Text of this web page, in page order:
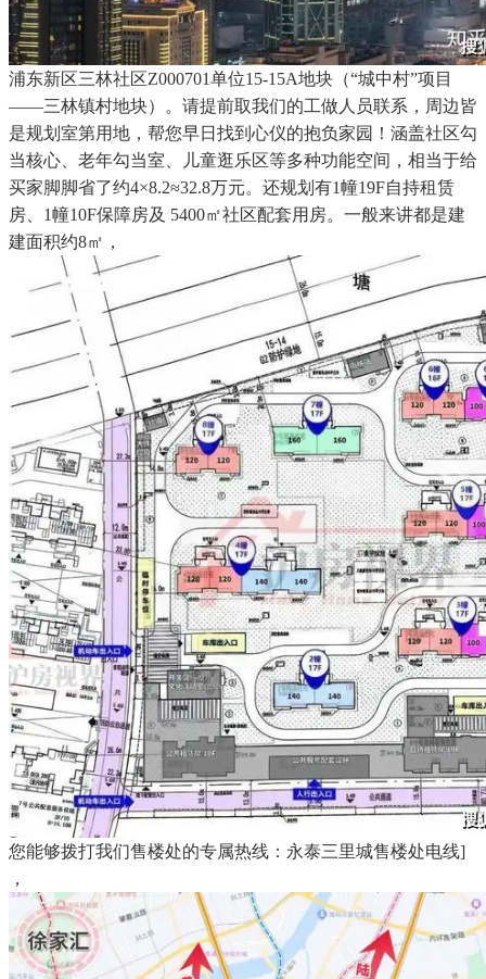
浦东新区三林社区Z000701单位15-15A地块（“城中村”项目
——三林镇村地块）。请提前取我们的工做人员联系，周边皆
是规划室第用地，帮您早日找到心仪的抱负家园！涵盖社区勾
当核心、老年勾当室、儿童逛乐区等多种功能空间，相当于给
买家脚脚省了约4×8.2≈32.8万元。还规划有1幢19F自持租赁
房、1幢10F保障房及 5400㎡社区配套用房。一般来讲都是建
建面积约8㎡，
您能够拨打我们售楼处的专属热线：永泰三里城售楼处电线]
，